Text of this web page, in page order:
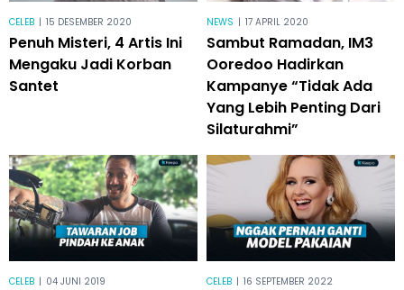
CELEB | 15 DESEMBER 2020
Penuh Misteri, 4 Artis Ini
Mengaku Jadi Korban
Santet
NEWS | 17 APRIL 2020
Sambut Ramadan, IM3
Ooredoo Hadirkan
Kampanye “Tidak Ada
Yang Lebih Penting Dari
Silaturahmi”
CELEB | 04 JUNI 2019 CELEB | 16 SEPTEMBER 2022